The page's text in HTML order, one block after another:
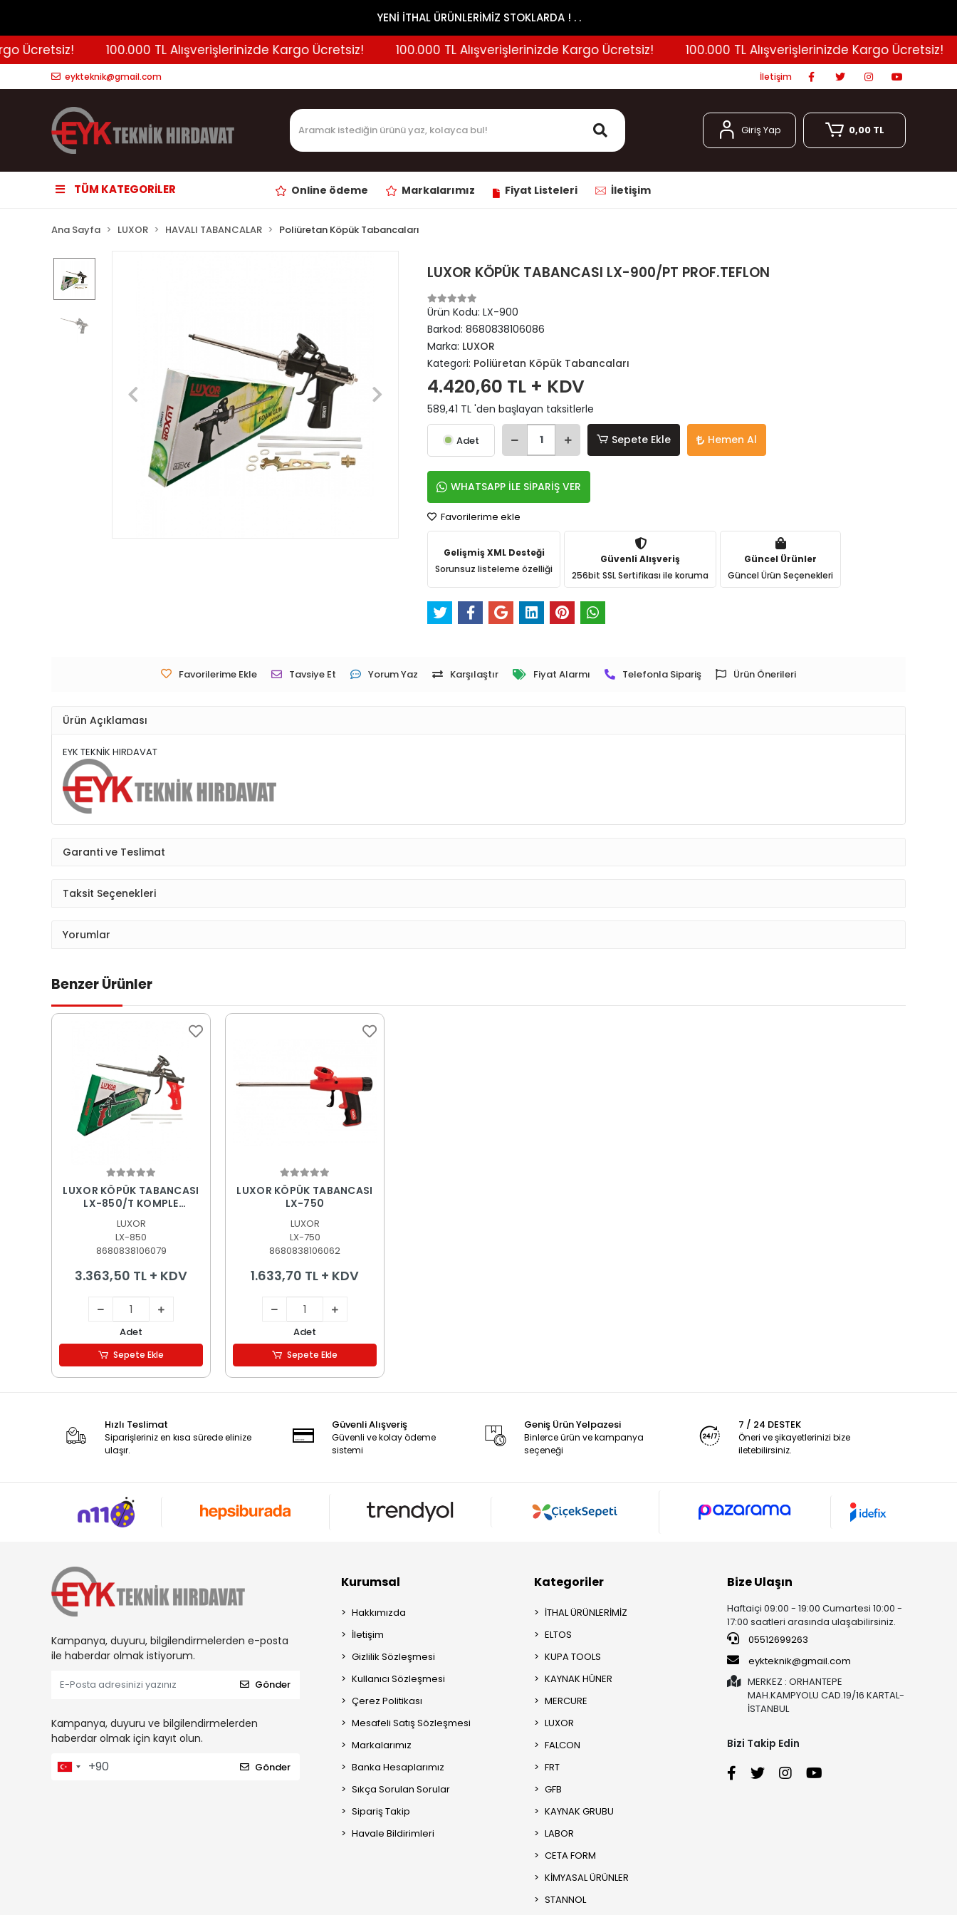
YENİ İTHAL ÜRÜNLERİMİZ STOKLARDA ! . .
Ücretsiz! 100.000 TL Alışverişlerinizde Kargo Ücretsiz! 100.000 TL Alışverişlerinizde Kargo Ücretsiz! 100.000 TL Alışverişlerinizde Kargo Ücretsiz!
eykteknik@gmail.com İletişim
Giriş Yap 0,00 TL
TÜM KATEGORİLER Online ödeme Markalarımız Fiyat Listeleri İletişim
Ana Sayfa LUXOR HAVALI TABANCALAR Poliüretan Köpük Tabancaları
LUXOR KÖPÜK TABANCASI LX-900/PT PROF.TEFLON
Ürün Kodu:LX-900
Barkod:8680838106086
Marka: LUXOR
Kategori: Poliüretan Köpük Tabancaları
4.420,60 TL + KDV
589,41 TL 'den başlayan taksitlerle
Adet Sepete Ekle Hemen Al
WHATSAPP İLE SİPARİŞ VER
Favorilerime ekle
Gelişmiş XML Desteği
Sorunsuz listeleme özelliği
Güvenli Alışveriş
256bit SSL Sertifikası ile koruma
Güncel Ürünler
Güncel Ürün Seçenekleri
Favorilerime Ekle Tavsiye Et Yorum Yaz Karşılaştır Fiyat Alarmı Telefonla Sipariş Ürün Önerileri
Ürün Açıklaması
EYK TEKNİK HIRDAVAT
Garanti ve Teslimat
Taksit Seçenekleri
Yorumlar
Benzer Ürünler
Sepete Ekle
LUXOR KÖPÜK TABANCASI
LX-850/T KOMPLE
LUXOR
LX-850
8680838106079
3.363,50 TL + KDV
Adet
Sepete Ekle
Sepete Ekle
LUXOR KÖPÜK TABANCASI
LX-750
LUXOR
LX-750
8680838106062
1.633,70 TL + KDV
Adet
Sepete Ekle
Hızlı Teslimat
Siparişleriniz en kısa sürede elinize
ulaşır.
Güvenli Alışveriş
Güvenli ve kolay ödeme
sistemi
Geniş Ürün Yelpazesi
Binlerce ürün ve kampanya
seçeneği
7 / 24 DESTEK
Öneri ve şikayetlerinizi bize
iletebilirsiniz.
Kampanya, duyuru, bilgilendirmelerden e-posta
ile haberdar olmak istiyorum.
Gönder
Kampanya, duyuru ve bilgilendirmelerden
haberdar olmak için kayıt olun.
Gönder
Kurumsal
Hakkımızda
İletişim
Gizlilik Sözleşmesi
Kullanıcı Sözleşmesi
Çerez Politikası
Mesafeli Satış Sözleşmesi
Markalarımız
Banka Hesaplarımız
Sıkça Sorulan Sorular
Sipariş Takip
Havale Bildirimleri
Kategoriler
İTHAL ÜRÜNLERİMİZ
ELTOS
KUPA TOOLS
KAYNAK HÜNER
MERCURE
LUXOR
FALCON
FRT
GFB
KAYNAK GRUBU
LABOR
CETA FORM
KİMYASAL ÜRÜNLER
STANNOL
Bize Ulaşın
Haftaiçi 09:00 - 19:00 Cumartesi 10:00 -
17:00 saatleri arasında ulaşabilirsiniz.
05512699263
eykteknik@gmail.com
MERKEZ : ORHANTEPE
MAH.KAMPYOLU CAD.19/16 KARTAL-
İSTANBUL
Bizi Takip Edin